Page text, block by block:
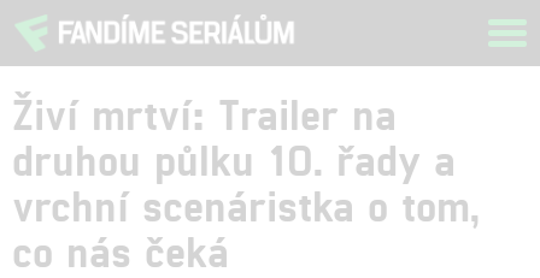
Živí mrtví: Trailer na
druhou půlku 10. řady a
vrchní scenáristka o tom,
co nás čeká